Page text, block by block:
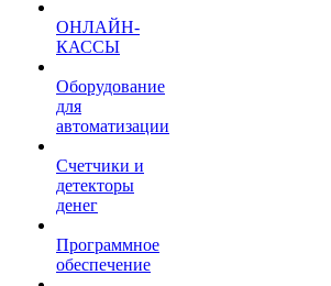
ОНЛАЙН-
КАССЫ
Оборудование
для
автоматизации
Счетчики и
детекторы
денег
Программное
обеспечение